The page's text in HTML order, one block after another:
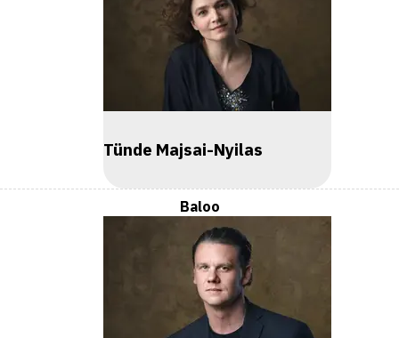
Tünde Majsai-Nyilas
Baloo